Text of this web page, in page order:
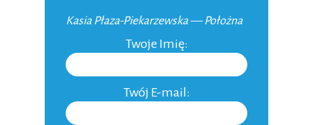
Inne
Kasia Płaza-Piekarzewska — Położna
Twoje Imię:
Twój E-mail: